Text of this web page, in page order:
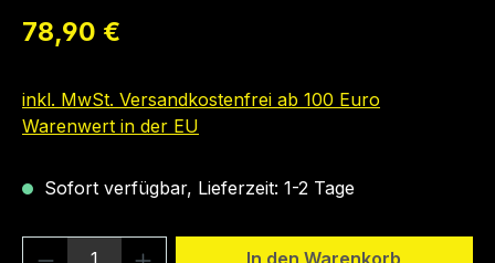
Regulärer Preis:
78,90 €
inkl. MwSt. Versandkostenfrei ab 100 Euro
Warenwert in der EU
Sofort verfügbar, Lieferzeit: 1-2 Tage
Produkt Anzahl: Gib denIn den Warenkorb